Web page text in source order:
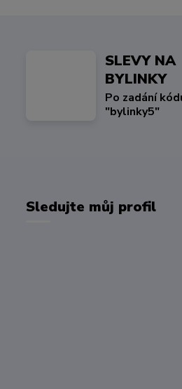
SLEVY NA
BYLINKY
Po zadání
"bylinky5"
Sledujte můj profil